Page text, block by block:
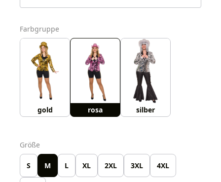
Farbgruppe
gold rosa silber
Größe
S M L XL 2XL 3XL 4XL